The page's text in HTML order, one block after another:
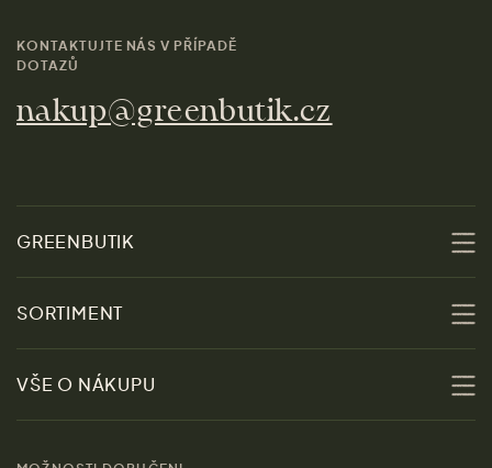
KONTAKTUJTE NÁS V PŘÍPADĚ
DOTAZŮ
nakup@greenbutik.cz
GREENBUTIK
O nás
Udržitelnost
Obchody
SORTIMENT
Slevy
Ženy
VŠE O NÁKUPU